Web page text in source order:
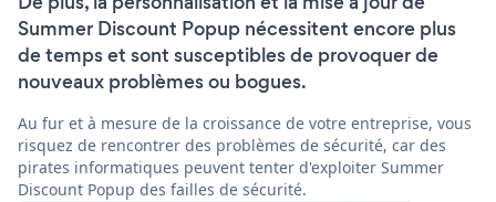
Summer Discount Popup nécessitent encore plus
de temps et sont susceptibles de provoquer de
nouveaux problèmes ou bogues.
Au fur et à mesure de la croissance de votre entreprise, vous
risquez de rencontrer des problèmes de sécurité, car des
pirates informatiques peuvent tenter d'exploiter Summer
Discount Popup des failles de sécurité.